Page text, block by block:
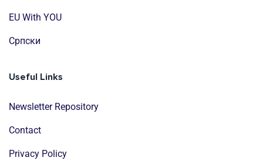
EU With YOU
Cрпски
Useful Links
Newsletter Repository
Contact
Privacy Policy